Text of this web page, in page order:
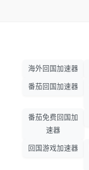
海外回国加速器
番茄回国加速器
番茄免费回国加
速器
回国游戏加速器